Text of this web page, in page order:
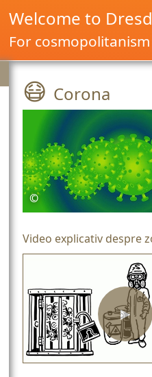
Welcome to
For
😷 Corona
©
Video explicativ despre
▶